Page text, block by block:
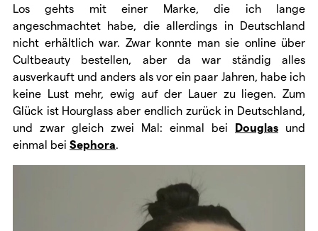
Los gehts mit einer Marke, die ich lange
angeschmachtet habe, die allerdings in Deutschland
nicht erhältlich war. Zwar konnte man sie online über
Cultbeauty bestellen, aber da war ständig alles
ausverkauft und anders als vor ein paar Jahren, habe ich
keine Lust mehr, ewig auf der Lauer zu liegen. Zum
Glück ist Hourglass aber endlich zurück in Deutschland,
und zwar gleich zwei Mal: einmal bei Douglas und
einmal bei Sephora.